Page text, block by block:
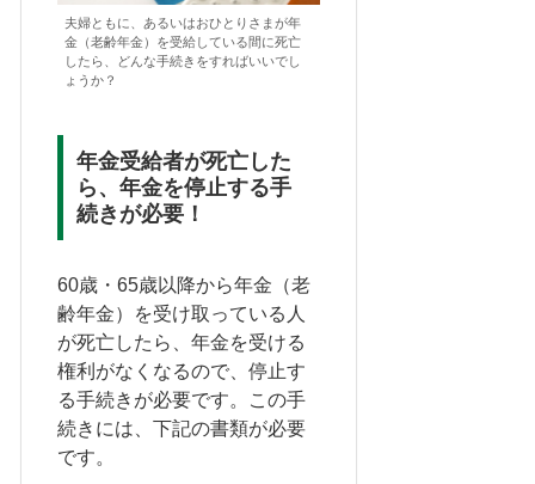
夫婦ともに、あるいはおひとりさまが年
金（老齢年金）を受給している間に死亡
したら、どんな手続きをすればいいでし
ょうか？
年金受給者が死亡した
ら、年金を停止する手
続きが必要！
60歳・65歳以降から年金（老
齢年金）を受け取っている人
が死亡したら、年金を受ける
権利がなくなるので、停止す
る手続きが必要です。この手
続きには、下記の書類が必要
です。